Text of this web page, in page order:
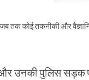
तक कोई तकनीकी और
उनकी पुलिस सड़क